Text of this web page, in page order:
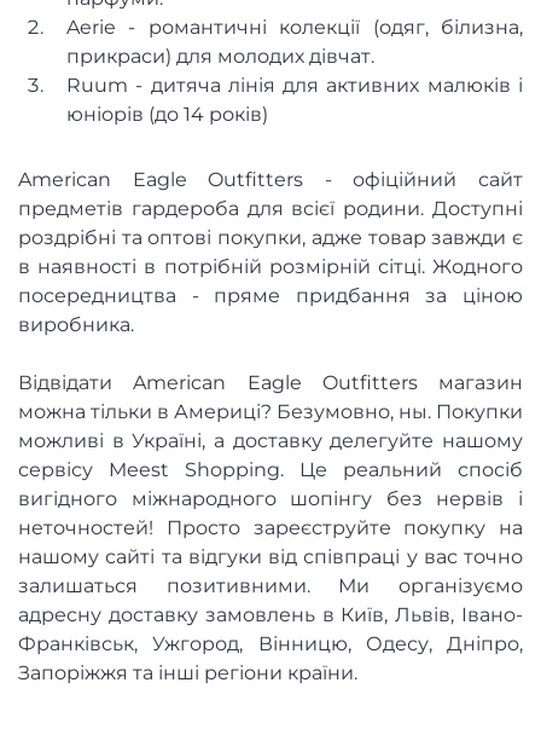
Aerie - романтичні колекції (одяг, білизна,
прикраси) для молодих дівчат.
Ruum - дитяча лінія для активних малюків і
юніорів (до 14 років)
American Eagle Outfitters - офіційний сайт
предметів гардероба для всієї родини. Доступні
роздрібні та оптові покупки, адже товар завжди є
в наявності в потрібній розмірній сітці. Жодного
посередництва - пряме придбання за ціною
виробника.
Відвідати American Eagle Outfitters магазин
можна тільки в Америці? Безумовно, ны. Покупки
можливі в Україні, а доставку делегуйте нашому
сервісу Meest Shopping. Це реальний спосіб
вигідного міжнародного шопінгу без нервів і
неточностей! Просто зареєструйте покупку на
нашому сайті та відгуки від співпраці у вас точно
залишаться позитивними. Ми організуємо
адресну доставку замовлень в Київ, Львів, Івано-
Франківськ, Ужгород, Вінницю, Одесу, Дніпро,
Запоріжжя та інші регіони країни.